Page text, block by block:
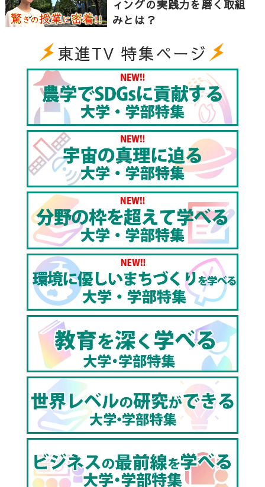
ィングの実践力を磨く取組
みとは？
東進TV 特集ページ